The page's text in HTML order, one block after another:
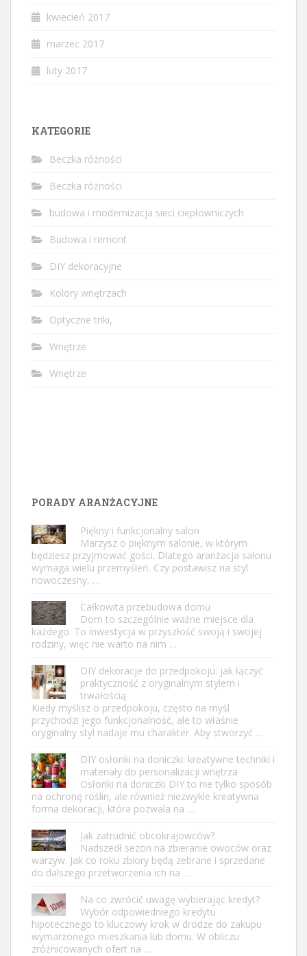
kwiecień 2017
marzec 2017
luty 2017
KATEGORIE
Beczka różności
Beczka różności
budowa i modernizacja sieci ciepłowniczych
Budowa i remont
DIY dekoracyjne
Kolory wnętrzach
Optyczne triki,
Wnętrze
Wnętrze
PORADY ARANŻACYJNE
Piękny i funkcjonalny salon
Marzysz o pięknym salonie, w którym
będziesz przyjmować gości. Dlatego aranżacja salonu
wymaga wielu przemyśleń. Czy postawisz na styl
nowoczesny, …
Całkowita przebudowa domu
Dom to szczególnie ważne miejsce dla
każdego. To inwestycja w przyszłość swoją i swojej
rodziny, więc nie warto na nim …
DIY dekoracje do przedpokoju: jak łączyć
praktyczność z oryginalnym stylem i
trwałością
Kiedy myślisz o przedpokoju, często na myśl
przychodzi jego funkcjonalność, ale to właśnie
oryginalny styl nadaje mu charakter. Aby stworzyć …
DIY osłonki na doniczki: kreatywne techniki i
materiały do personalizacji wnętrza
Osłonki na doniczki DIY to nie tylko sposób
na ochronę roślin, ale również niezwykle kreatywna
forma dekoracji, która pozwala na …
Jak zatrudnić obcokrajowców?
Nadszedł sezon na zbieranie owoców oraz
warzyw. Jak co roku zbiory będą zebrane i sprzedane
do dalszego przetworzenia ich na …
Na co zwrócić uwagę wybierając kredyt?
Wybór odpowiedniego kredytu
hipotecznego to kluczowy krok w drodze do zakupu
wymarzonego mieszkania lub domu. W obliczu
zróżnicowanych ofert na …